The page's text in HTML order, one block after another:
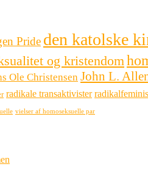
Pride den katolske
og kristendom
Ole Christensen John L.
radikale transaktivister
vielser af homoseksuelle par